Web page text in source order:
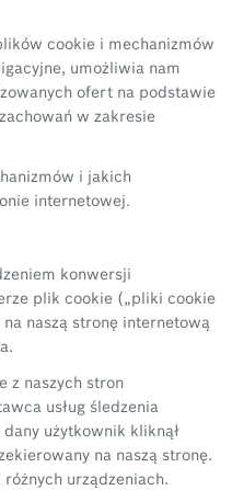
cookie i mechanizmów
umożliwia nam
ofert na podstawie
w zakresie
i jakich
internetowej.
konwersji
plik cookie („pliki cookie
naszą stronę internetową
z naszych stron
usług śledzenia
użytkownik kliknął
na naszą stronę.
urządzeniach.